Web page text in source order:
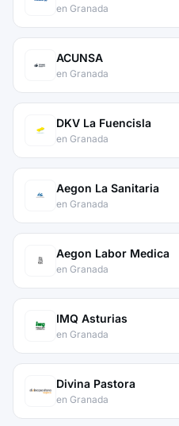
en Granada
ACUNSA
en Granada
DKV La Fuencisla
en Granada
Aegon La Sanitaria
en Granada
Aegon Labor Medica
en Granada
IMQ Asturias
en Granada
Divina Pastora
en Granada